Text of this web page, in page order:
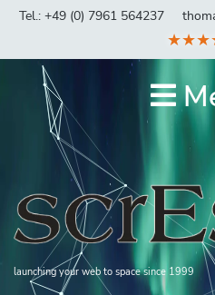
Tel.: +49 (0) 7961 564237
launching your web to space since 1999